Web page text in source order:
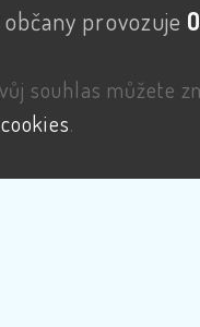
provozuje
souhlas můžete
.